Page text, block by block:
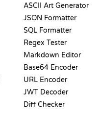
ASCII Art Generator
JSON Formatter
SQL Formatter
Regex Tester
Markdown Editor
Base64 Encoder
URL Encoder
JWT Decoder
Diff Checker